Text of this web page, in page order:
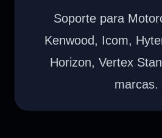
Soporte para
Kenwood, Icom,
Horizon, Vertex
marcas.